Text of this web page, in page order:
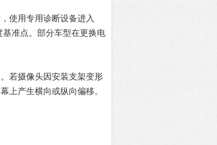
使用专用诊断设备进入
基准点。部分车型在更换电
若摄像头因安装支架变形
上产生横向或纵向偏移。